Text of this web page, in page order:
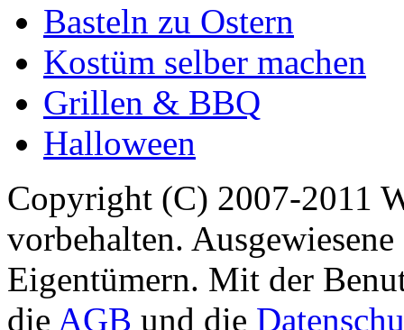
Basteln zu Ostern
Kostüm selber machen
Grillen & BBQ
Halloween
Copyright (C) 2007-2011
vorbehalten.
Eigentümern. Mit der
die AGB und die